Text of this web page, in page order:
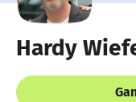
Hardy